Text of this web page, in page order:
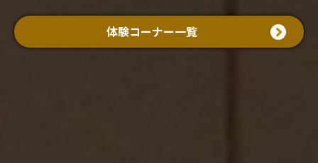
体験コーナー一覧